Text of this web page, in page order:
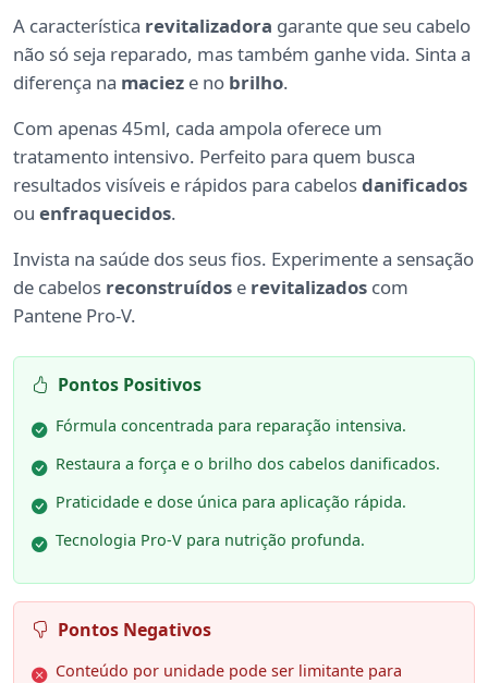
A característica revitalizadora garante que seu cabelo
não só seja reparado, mas também ganhe vida. Sinta a
diferença na maciez e no brilho.
Com apenas 45ml, cada ampola oferece um
tratamento intensivo. Perfeito para quem busca
resultados visíveis e rápidos para cabelosdanificados
ou enfraquecidos.
Invista na saúde dos seus fios. Experimente a sensação
de cabelos reconstruídos e revitalizados com
Pantene Pro-V.
Pontos Positivos
Fórmula concentrada para reparação intensiva.
Restaura a força e o brilho dos cabelos danificados.
Praticidade e dose única para aplicação rápida.
Tecnologia Pro-V para nutrição profunda.
Pontos Negativos
Conteúdo por unidade pode ser limitante para